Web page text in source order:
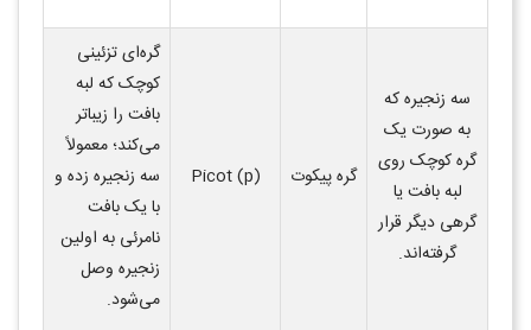
سه زنجیره که
به صورت یک
گره کوچک روی
لبه بافت یا
گرهی دیگر قرار
گرفته‌اند.
گره پیکوت Picot (p)
گره‌ای تزئینی
کوچک که لبه
بافت را زیباتر
می‌کند؛ معمولاً
سه زنجیره زده و
با یک بافت
نامرئی به اولین
زنجیره وصل
می‌شود.